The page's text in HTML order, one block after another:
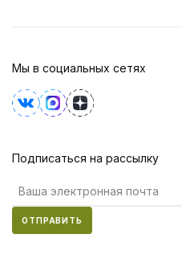
Мы в социальных сетях
Подписаться на рассылку
ОТПРАВИТЬ